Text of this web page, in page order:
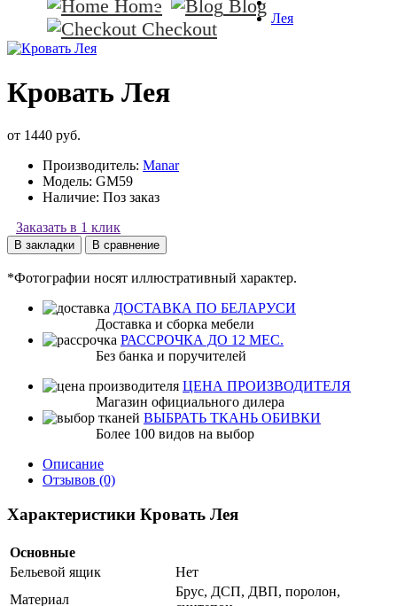
Home
Blog
Checkout
Лея
Кровать Лея
от 1440 руб.
Производитель: Manar
Модель: GM59
Наличие: Поз заказ
Заказать в 1 клик
В закладки В сравнение
*Фотографии носят иллюстративный характер.
ДОСТАВКА ПО БЕЛАРУСИ
Доставка и сборка мебели
РАССРОЧКА ДО 12 МЕС.
Без банка и поручителей
ЦЕНА ПРОИЗВОДИТЕЛЯ
Магазин официального дилера
ВЫБРАТЬ ТКАНЬ ОБИВКИ
Более 100 видов на выбор
Описание
Отзывов (0)
Характеристики Кровать Лея
Основные
Бельевой ящик
Нет
Материал
Брус, ДСП, ДВП, поролон,